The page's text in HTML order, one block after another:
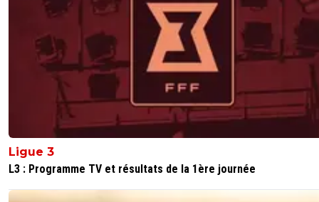
Ligue 3
L3 : Programme TV et résultats de la 1ère journée